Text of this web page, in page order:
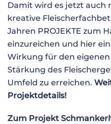
Damit wird es jetzt auch
kreative
Jahren PROJEKTE zum
einzureichen und hier
Wirkung für den
Stärkung des
Umfeld zu erreichen.
Projektdetails!
Zum Projekt